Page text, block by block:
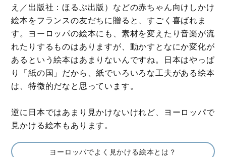
え／出版社：ほるぷ出版）などの赤ちゃん向けしかけ
絵本をフランスの友だちに贈ると、すごく喜ばれま
す。ヨーロッパの絵本にも、素材を変えたり音楽が流
れたりするものはありますが、動かすとなにか変化が
あるという絵本はあまりないんですね。日本はやっぱ
り「紙の国」だから、紙でいろいろな工夫がある絵本
は、特徴的だなと思っています。
逆に日本ではあまり見かけないけれど、ヨーロッパで
見かける絵本もあります。
ヨーロッパでよく見かける絵本とは？